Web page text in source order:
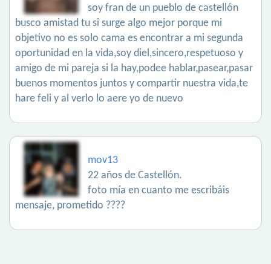
soy fran de un pueblo de castellón
busco amistad tu si surge algo mejor porque mi
objetivo no es solo cama es encontrar a mi segunda
oportunidad en la vida,soy diel,sincero,respetuoso y
amigo de mi pareja si la hay,podee hablar,pasear,pasar
buenos momentos juntos y compartir nuestra vida,te
hare feli y al verlo lo aere yo de nuevo
mov13
22 años de Castellón.
foto mía en cuanto me escribáis
mensaje, prometido ????